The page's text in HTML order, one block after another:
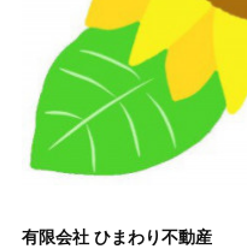
有限会社 ひまわり不動産